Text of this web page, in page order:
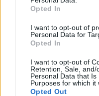
Opted In
I want to opt-out of
Personal Data for
Opted In
I want to opt-out of
Retention, Sale,
Personal Data that
Purposes for which it
Opted Out
İki takımında orta
isimlerden birisiSoner
isimleriCikalleshi Adis
Skor tahmini 2-2